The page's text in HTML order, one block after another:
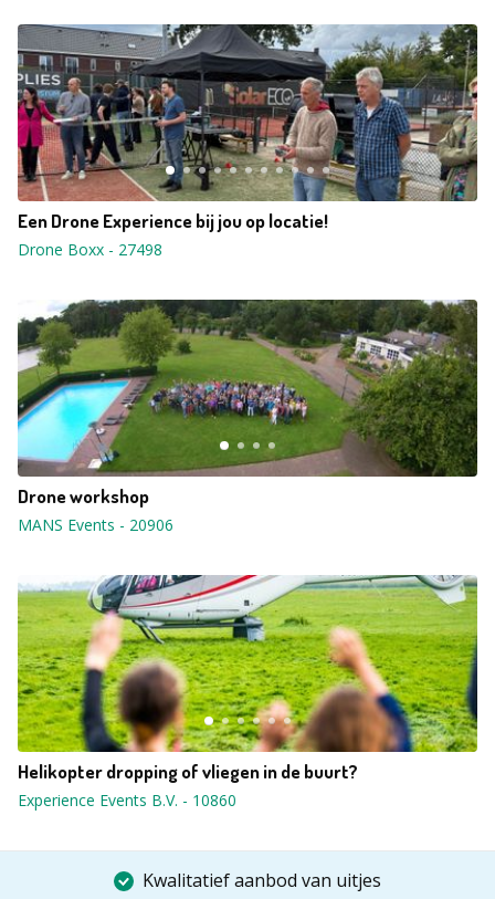
Een Drone Experience bij jou op locatie!
Drone Boxx - 27498
Drone workshop
MANS Events - 20906
Helikopter dropping of vliegen in de buurt?
Experience Events B.V. - 10860
Kwalitatief aanbod van uitjes